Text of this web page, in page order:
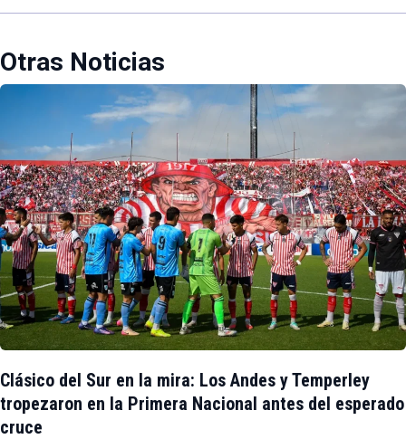
Otras Noticias
Clásico del Sur en la mira: Los Andes y Temperley
tropezaron en la Primera Nacional antes del esperado
cruce